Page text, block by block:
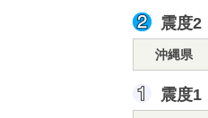
震度2
沖縄県
震度1